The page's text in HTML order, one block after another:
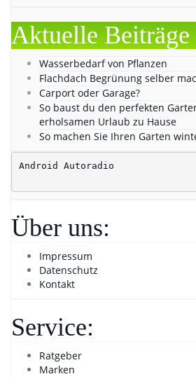
Aktuelle Beiträge
Wasserbedarf von Pflanzen
Flachdach Begrünung selber
Carport oder Garage?
So baust du den perfekten
erholsamen Urlaub zu Hause
So machen Sie Ihren Garten
Android Autoradio
Über uns:
Impressum
Datenschutz
Kontakt
Service:
Ratgeber
Marken